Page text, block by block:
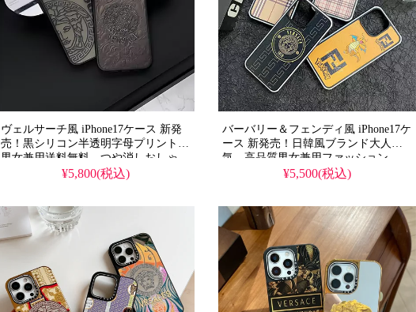
ヴェルサーチ風 iPhone17ケース 新発
売！黒シリコン半透明字母プリント、
男女兼用送料無料。つや消しおしゃ
用する人気ブランド風、耐衝撃＆防水
の多機能仕様。かわいい黒半透明スタ
イルが流行り、格安で手に入り、
iPhone16pro/15promaxケースとしても
使える優れもの！（
¥5,800(税込)
バーバリー＆フェンディ風 iPhone17ケ
ース 新発売！日韓風ブランド大人
気、高品質男女兼用ファッション。
iPhone16/15/15pro
風、耐衝撃＆防水の多機能仕様。かわ
いい日韓風スタイルが流行り、格安で
手に入り、iPhone16pro/15promaxケー
スとしても使える優れもの！（おしゃ
¥5,500(税込)